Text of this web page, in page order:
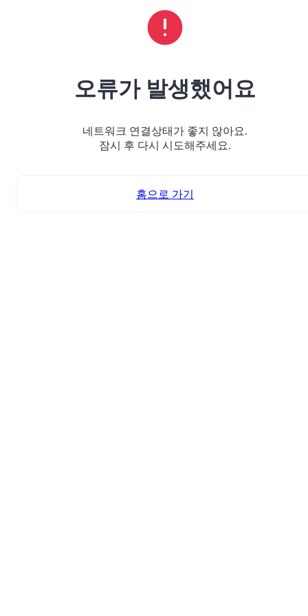
오류가 발생했어요
네트워크 연결상태가 좋지 않아요.
잠시 후 다시 시도해주세요.
홈으로 가기